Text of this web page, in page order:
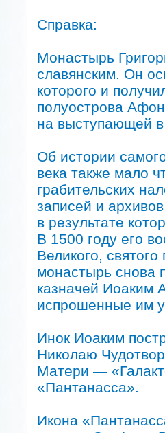
Справка:
Монастырь
славянским. Он
которого и
полуострова
на выступающей
Об истории
века также мало
грабительских
записей и
в результате
В 1500 году его
Великого,
монастырь снова
казначей Иоаким
испрошенные им у
Инок Иоаким
Николаю
Матери —
«Пантанасса».
Икона